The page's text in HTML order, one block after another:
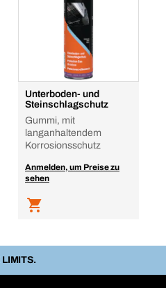
Unterboden- und
Steinschlagschutz
Gummi, mit
langanhaltendem
Korrosionsschutz
Anmelden, um Preise zu
sehen
LIMITS.